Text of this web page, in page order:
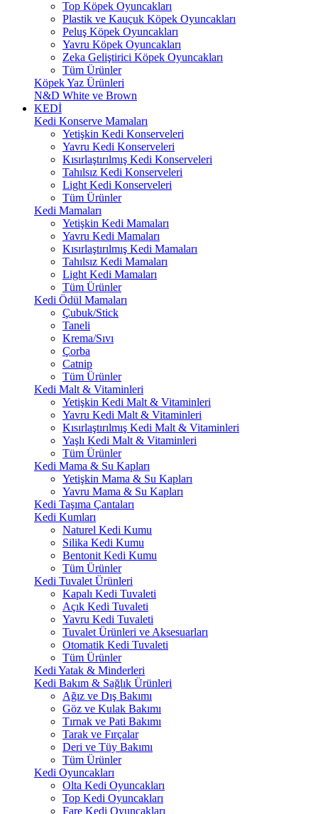
Top Köpek Oyuncakları
Plastik ve Kauçuk Köpek Oyuncakları
Peluş Köpek Oyuncakları
Yavru Köpek Oyuncakları
Zeka Geliştirici Köpek Oyuncakları
Tüm Ürünler
Köpek Yaz Ürünleri
N&D White ve Brown
KEDİ
Kedi Konserve Mamaları
Yetişkin Kedi Konserveleri
Yavru Kedi Konserveleri
Kısırlaştırılmış Kedi Konserveleri
Tahılsız Kedi Konserveleri
Light Kedi Konserveleri
Tüm Ürünler
Kedi Mamaları
Yetişkin Kedi Mamaları
Yavru Kedi Mamaları
Kısırlaştırılmış Kedi Mamaları
Tahılsız Kedi Mamaları
Light Kedi Mamaları
Tüm Ürünler
Kedi Ödül Mamaları
Çubuk/Stick
Taneli
Krema/Sıvı
Çorba
Catnip
Tüm Ürünler
Kedi Malt & Vitaminleri
Yetişkin Kedi Malt & Vitaminleri
Yavru Kedi Malt & Vitaminleri
Kısırlaştırılmış Kedi Malt & Vitaminleri
Yaşlı Kedi Malt & Vitaminleri
Tüm Ürünler
Kedi Mama & Su Kapları
Yetişkin Mama & Su Kapları
Yavru Mama & Su Kapları
Kedi Taşıma Çantaları
Kedi Kumları
Naturel Kedi Kumu
Silika Kedi Kumu
Bentonit Kedi Kumu
Tüm Ürünler
Kedi Tuvalet Ürünleri
Kapalı Kedi Tuvaleti
Açık Kedi Tuvaleti
Yavru Kedi Tuvaleti
Tuvalet Ürünleri ve Aksesuarları
Otomatik Kedi Tuvaleti
Tüm Ürünler
Kedi Yatak & Minderleri
Kedi Bakım & Sağlık Ürünleri
Ağız ve Dış Bakımı
Göz ve Kulak Bakımı
Tırnak ve Pati Bakımı
Tarak ve Fırçalar
Deri ve Tüy Bakımı
Tüm Ürünler
Kedi Oyuncakları
Olta Kedi Oyuncakları
Top Kedi Oyuncakları
Fare Kedi Oyuncakları